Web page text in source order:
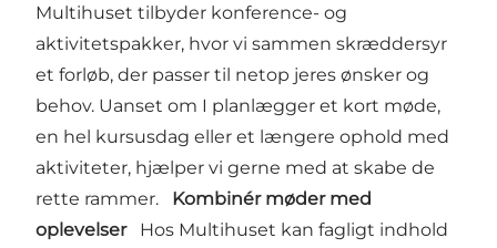
Multihuset tilbyder konference- og
aktivitetspakker, hvor vi sammen skræddersyr
et forløb, der passer til netop jeres ønsker og
behov. Uanset om I planlægger et kort møde,
en hel kursusdag eller et længere ophold med
aktiviteter, hjælper vi gerne med at skabe de
rette rammer. Kombinér møder med
oplevelserHos Multihuset kan fagligt indhold